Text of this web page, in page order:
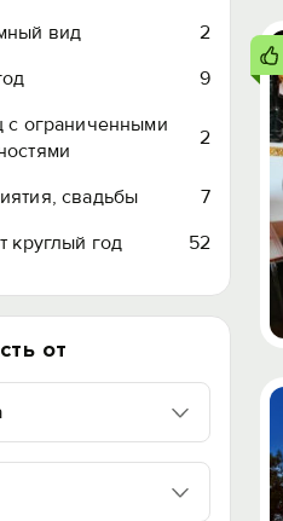
вид
2
9
с ограниченными
2
свадьбы
7
круглый год
52
от